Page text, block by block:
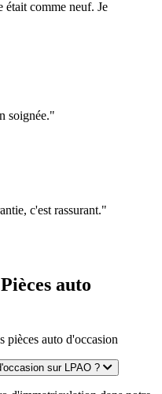
était comme neuf. Je
soignée."
c'est rassurant."
auto
pièces auto d'occasion
sur LPAO ?